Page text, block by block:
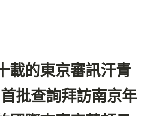
載的東京審訊汗青
批查詢拜訪南京年